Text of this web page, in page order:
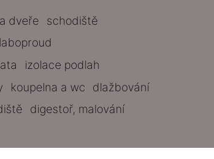
dveře
schodiště
izolace podlah
koupelna a wc dlažbování
digestoř, malování